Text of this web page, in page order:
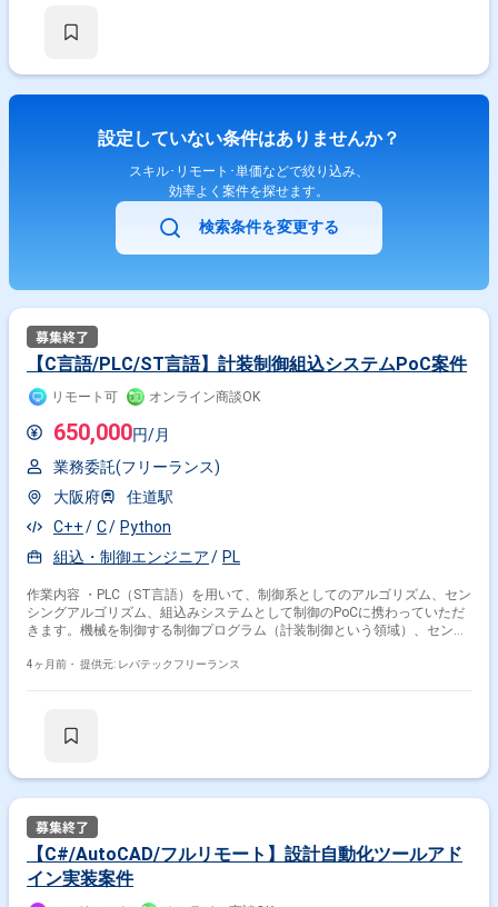
設定していない条件はありませんか？
スキル･リモート･単価などで絞り込み、
効率よく案件を探せます。
検索条件を変更する
【C言語/PLC/ST言語】計装制御組込システムPoC案件
リモート可 オンライン商談OK
650,000円/月
業務委託(フリーランス)
大阪府
住道駅
C++
C
Python
組込・制御エンジニア
PL
作業内容 ・PLC（ST言語）を用いて、制御系としてのアルゴリズム、セン
シングアルゴリズム、組込みシステムとして制御のPoCに携わっていただ
きます。機械を制御する制御プログラム（計装制御という領域）、センサ
させる組み込み開発になります。 ・主にバラスト制御システムの組み込み
4ヶ月前・ 提供元: レバテックフリーランス
【C#/AutoCAD/フルリモート】設計自動化ツールアド
イン実装案件